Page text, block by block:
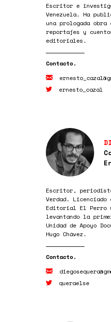
Escritor e
Venezuela. Ha
una prologada
reportajes y
editoriales.
ernesto_cazal
Escritor,
Verdad.
Editorial El Perro
levantando la
Unidad de Apoyo
Hugo Chávez.
queraelse